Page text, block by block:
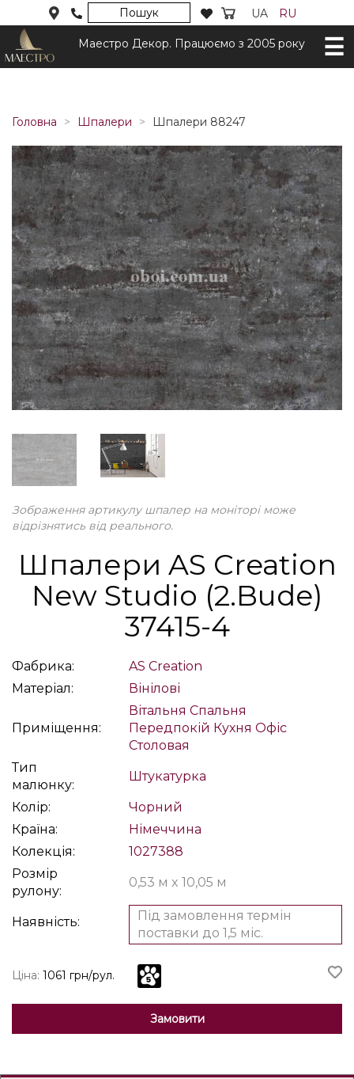
Пошук UA RU
Маестро Декор. Працюємо з 2005 року
Головна Шпалери Шпалери 88247
Зображення артикулу шпалер на моніторі може
відрізнятись від реального.
Шпалери AS Creation
New Studio (2.Bude)
37415-4
Фабрика:
AS Creation
Матеріал:
Вінілові
Приміщення:
Вітальня Спальня
Передпокій Кухня Офіс
Столовая
Тип
малюнку:
Штукатурка
Колір:
Чорний
Країна:
Німеччина
Колекція:
1027388
Розмір
рулону:
0,53 м x 10,05 м
Наявність:
Під замовлення термін
поставки до 1,5 міс.
Ціна: 1061 грн/рул.
Замовити